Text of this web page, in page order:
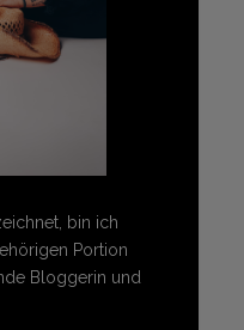
bin ich
Portion
Bloggerin und